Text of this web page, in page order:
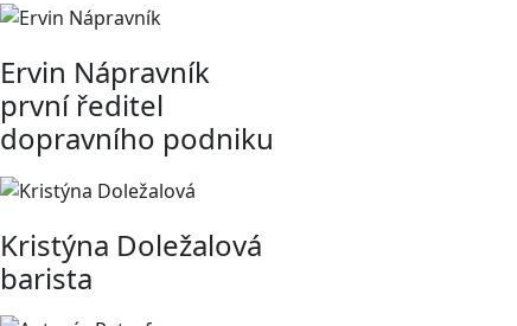
Ervin Nápravník
první ředitel
dopravního podniku
Kristýna Doležalová
barista